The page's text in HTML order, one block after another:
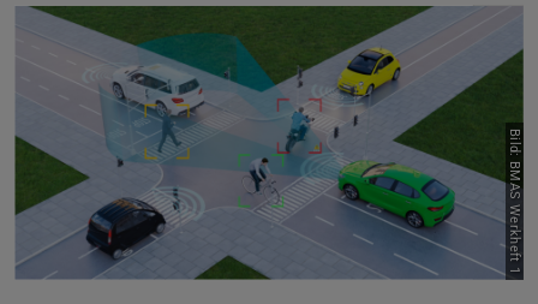
Bild: BMAS Werkheft 1